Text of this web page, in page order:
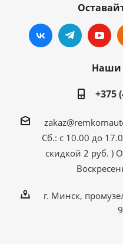
Наши
+375
Сб.: с 10.00 до
скидкой 2 руб. )
г. Минск,